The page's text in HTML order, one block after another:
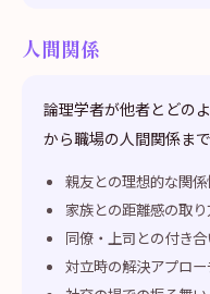
人間関係
論理学者が他者とどの
から職場の人間関係ま
親友との理想的な関
家族との距離感の取
同僚・上司との付き
対立時の解決アプロー